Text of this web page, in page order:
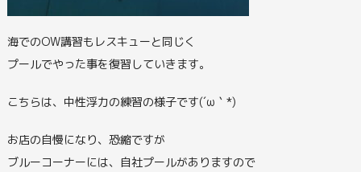
海でのOW講習もレスキューと同じく
プールでやった事を復習していきます。
こちらは、中性浮力の練習の様子です(´ω｀*)
お店の自慢になり、恐縮ですが
ブルーコーナーには、自社プールがありますので